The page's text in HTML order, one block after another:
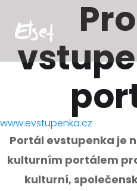
www.evstupenka.cz
Portál evstupenka je
kulturním portálem
kulturní,